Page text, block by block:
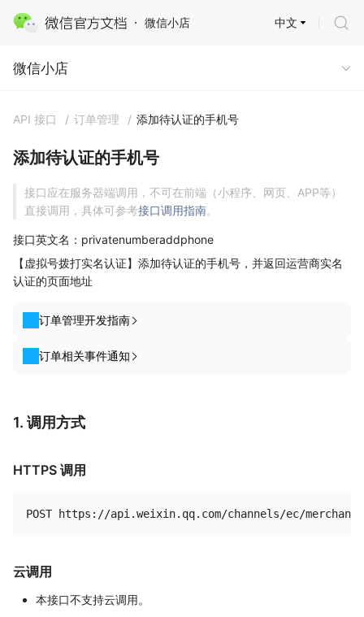
微信小店
微信小店
中文
微信小店
API 接口 / 订单管理 / 添加待认证的手机号
添加待认证的手机号
接口应在服务器端调用，不可在前端（小程序、网页、APP等）
直接调用，具体可参考接口调用指南。
接口英文名：privatenumberaddphone
【虚拟号拨打实名认证】添加待认证的手机号，并返回运营商实名
认证的页面地址
订单管理开发指南
订单相关事件通知
1. 调用方式
HTTPS 调用
云调用
本接口不支持云调用。